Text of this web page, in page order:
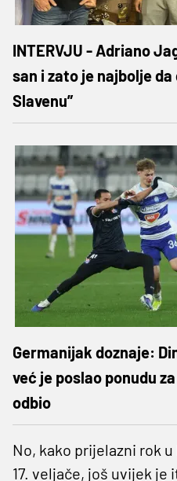
INTERVJU - Adriano
san i zato je najbolje
Slavenu”
Germanijak doznaje:
već je poslao ponudu
odbio
No, kako prijelazni rok
17. veljače, još uvijek je